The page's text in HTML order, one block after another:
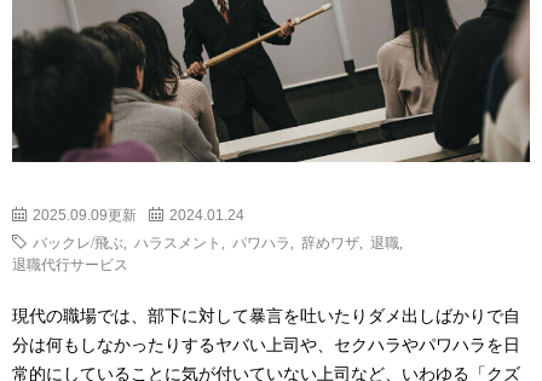
2025.09.09更新 2024.01.24
バックレ/飛ぶ ハラスメント パワハラ 辞めワザ 退職
退職代行サービス
現代の職場では、部下に対して暴言を吐いたりダメ出しばかりで自
分は何もしなかったりするヤバい上司や、セクハラやパワハラを日
常的にしていることに気が付いていない上司など、いわゆる「クズ